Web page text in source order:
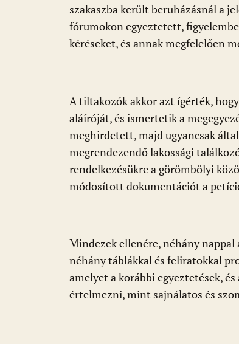
szakaszba került beruházásnál a
fórumokon egyeztetett,
kéréseket, és annak megfelelően
A tiltakozók akkor azt ígérték,
aláíróját, és ismertetik a
meghirdetett, majd ugyancsak
megrendezendő lakossági
rendelkezésükre a görömbölyi
módosított dokumentációt a
Mindezek ellenére, néhány
néhány táblákkal és feliratokkal
amelyet a korábbi egyeztetések,
értelmezni, mint sajnálatos és